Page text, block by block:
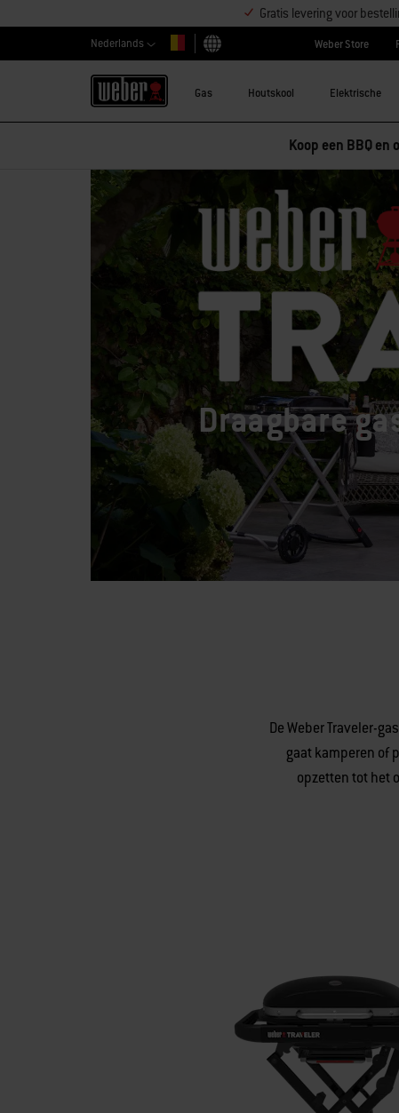
Gratis levering voor
Nederlands
Kies land
Weber Store
Gas Houtskool Elektrische
Korting op accessoires – Koop 2
Draagbare
De Weber Traveler-
gaat kamperen of
opzetten tot het